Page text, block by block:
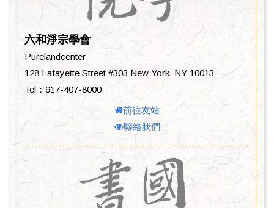
六和淨宗學會
Purelandcenter
128 Lafayette Street #303 New York, NY 10013
Tel：917-407-8000
前往友站
聯絡我們